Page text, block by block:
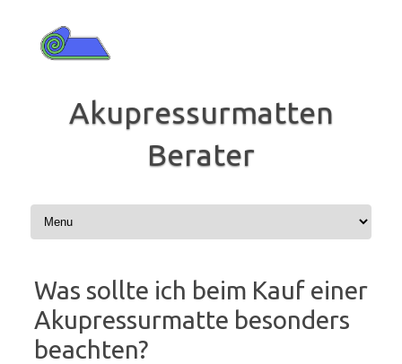
springen
Akupressurmatten
Berater
Was sollte ich beim Kauf einer
Akupressurmatte besonders
beachten?